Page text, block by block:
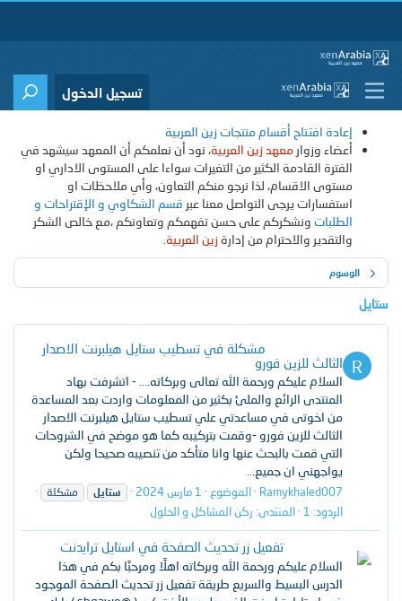
تسجيل الدخول
إعادة افتتاح أقسام منتجات زين العربية
أعضاء وزوار معهد زين العربية، نود أن نعلمكم أن المعهد سيشهد في
الفترة القادمة الكثير من التغيرات سواءا على المستوى الاداري او
مستوى الاقسام، لذا نرجو منكم التعاون، وأي ملاحظات او
استفسارات يرجى التواصل معنا عبر قسم الشكاوي و الإقتراحات و
الطلبات ونشكركم على حسن تفهمكم وتعاونكم ،مع خالص الشكر
والتقدير والاحترام من إدارة زين العربية
الوسوم
ستايل
R
مشكلة في تسطيب ستايل هيلبرنت الاصدار
الثالث للزين فورو
السلام عليكم ورحمة الله تعالى وبركاته.... - اتشرفت بهاد
المنتدى الرائع والملئ بكثير من المعلومات واردت بعد المساعدة
من اخوتى في مساعدتي علي تسطيب ستايل هيلبرنت الاصدار
الثالث للزين فورو -وقمت بتركيبه كما هو موضح في الشروحات
التي قمت بالبحث عنها وانا متأكد من تنصيبه صحيحا ولكن
يواجهني ان جميع...
Ramykhaled007 الموضوع 1 مارس 2024 ستايل مشكلة
الردود: 1 المنتدى: ركن المشاكل و الحلول
تفعيل زر تحديث الصفحة في استايل ترايدنت
السلام عليكم ورحمة الله وبركاته اهلًا ومرحبًا بكم في هذا
الدرس البسيط والسريع طريقة تفعيل زر تحديث الصفحة الموجود